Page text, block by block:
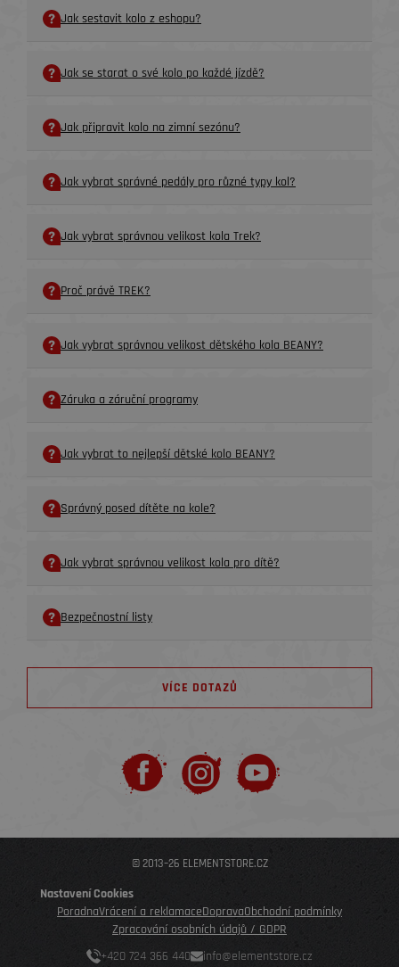
Jak sestavit kolo z eshopu?
Jak se starat o své kolo po každé jízdě?
Jak připravit kolo na zimní sezónu?
Jak vybrat správné pedály pro různé typy kol?
Jak vybrat správnou velikost kola Trek?
Proč právě TREK?
Jak vybrat správnou velikost dětského kola BEANY?
Záruka a záruční programy
Jak vybrat to nejlepší dětské kolo BEANY?
Správný posed dítěte na kole?
Jak vybrat správnou velikost kola pro dítě?
Bezpečnostní listy
VÍCE DOTAZŮ
© 2013–26 ELEMENTSTORE.CZ
Nastavení Cookies
PoradnaVrácení a reklamaceDopravaObchodní podmínky
Zpracování osobních údajů / GDPR
+420 724 366 440
info@elementstore.cz